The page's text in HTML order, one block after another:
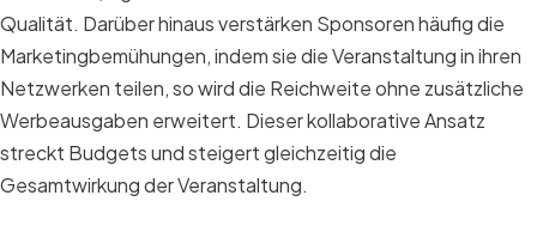
Qualität. Darüber hinaus verstärken Sponsoren häufig die
Marketingbemühungen, indem sie die Veranstaltung in ihren
Netzwerken teilen, so wird die Reichweite ohne zusätzliche
Werbeausgaben erweitert. Dieser kollaborative Ansatz
streckt Budgets und steigert gleichzeitig die
Gesamtwirkung der Veranstaltung.